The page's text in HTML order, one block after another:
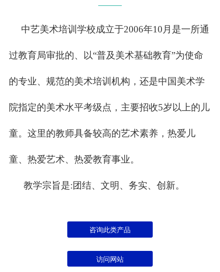
中艺美术培训学校成立于2006年10月是一所通
过教育局审批的、以“普及美术基础教育”为使命
的专业、规范的美术培训机构，还是中国美术学
院指定的美术水平考级点，主要招收5岁以上的儿
童。这里的教师具备较高的艺术素养，热爱儿
童、热爱艺术、热爱教育事业。
教学宗旨是:团结、文明、务实、创新。
咨询此类产品
访问网站